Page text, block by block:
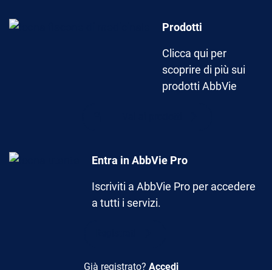
Prodotti
Clicca qui per
scoprire di più sui
prodotti AbbVie
Entra in AbbVie Pro
Iscriviti a AbbVie Pro per accedere
a tutti i servizi.
Già registrato? Accedi